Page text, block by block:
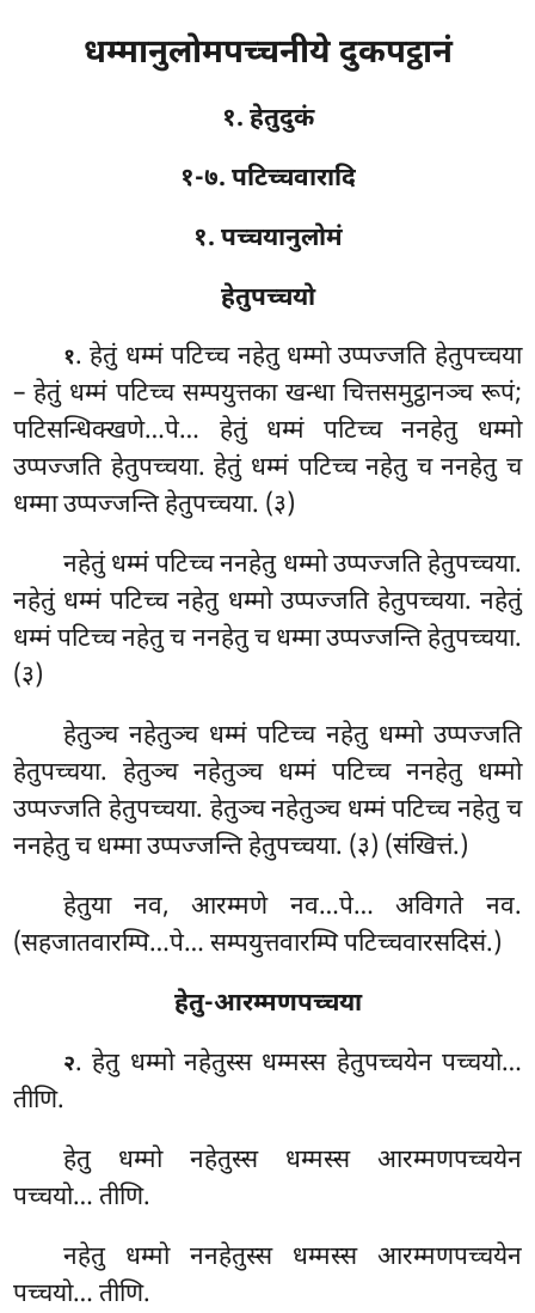
धम्मानुलोमपच्चनीये दुकपट्ठानं
१. हेतुदुकं
१-७. पटिच्चवारादि
१. पच्चयानुलोमं
हेतुपच्चयो
१. हेतुं धम्मं पटिच्च नहेतु धम्मो उप्पज्जति हेतुपच्चया
– हेतुं धम्मं पटिच्च सम्पयुत्तका खन्धा चित्तसमुट्ठानञ्च रूपं;
पटिसन्धिक्खणे…पे… हेतुं धम्मं पटिच्च ननहेतु धम्मो
उप्पज्जति हेतुपच्चया. हेतुं धम्मं पटिच्च नहेतु च ननहेतु च
धम्मा उप्पज्जन्ति हेतुपच्चया. (३)
नहेतुं धम्मं पटिच्च ननहेतु धम्मो उप्पज्जति हेतुपच्चया.
नहेतुं धम्मं पटिच्च नहेतु धम्मो उप्पज्जति हेतुपच्चया. नहेतुं
धम्मं पटिच्च नहेतु च ननहेतु च धम्मा उप्पज्जन्ति हेतुपच्चया.
(३)
हेतुञ्च नहेतुञ्च धम्मं पटिच्च नहेतु धम्मो उप्पज्जति
हेतुपच्चया. हेतुञ्च नहेतुञ्च धम्मं पटिच्च ननहेतु धम्मो
उप्पज्जति हेतुपच्चया. हेतुञ्च नहेतुञ्च धम्मं पटिच्च नहेतु च
ननहेतु च धम्मा उप्पज्जन्ति हेतुपच्चया. (३) (संखित्तं.)
हेतुया नव, आरम्मणे नव…पे… अविगते नव.
(सहजातवारम्पि…पे… सम्पयुत्तवारम्पि पटिच्चवारसदिसं.)
हेतु-आरम्मणपच्चया
२. हेतु धम्मो नहेतुस्स धम्मस्स हेतुपच्चयेन पच्चयो…
तीणि.
हेतु धम्मो नहेतुस्स धम्मस्स आरम्मणपच्चयेन
पच्चयो… तीणि.
नहेतु धम्मो ननहेतुस्स धम्मस्स आरम्मणपच्चयेन
पच्चयो… तीणि.